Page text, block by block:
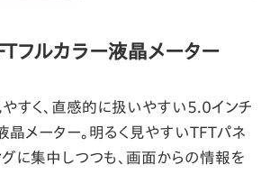
フルカラー液晶メーター
すく、直感的に扱いやすい5.0インチ
晶メーター。明るく見やすいTFTパネ
グに集中しつつも、画面からの情報を